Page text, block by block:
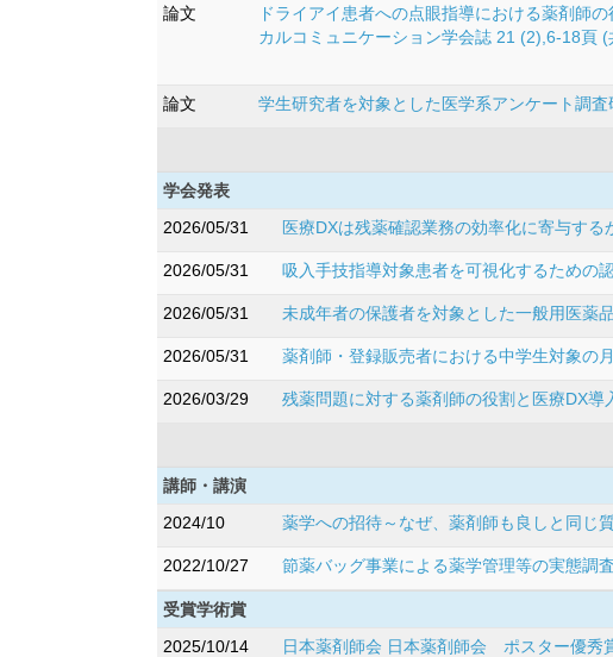
論文
ドライアイ患者への点眼指導における薬剤師
カルコミュニケーション学会誌 21 (2),6-18頁
論文 学生研究者を対象とした医学系アンケート調
学会発表
2026/05/31
医療DXは残薬確認業務の効率化に寄与す
2026/05/31 吸入手技指導対象患者を可視化するための
2026/05/31 未成年者の保護者を対象とした一般用医薬
2026/05/31 薬剤師・登録販売者における中学生対象の
2026/03/29 残薬問題に対する薬剤師の役割と医療DX
講師・講演
2024/10
薬学への招待～なぜ、薬剤師も良しと同じ
2022/10/27 節薬バッグ事業による薬学管理等の実態調査
受賞学術賞
2025/10/14
日本薬剤師会 日本薬剤師会 ポスター優秀